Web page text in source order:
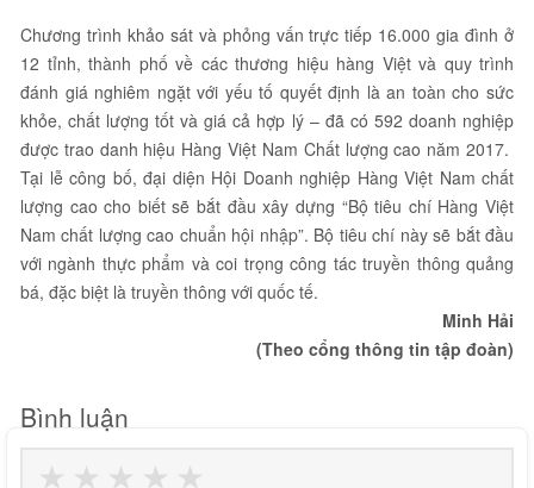
Chương trình khảo sát và phỏng vấn trực tiếp 16.000 gia đình ở
12 tỉnh, thành phố về các thương hiệu hàng Việt và quy trình
đánh giá nghiêm ngặt với yếu tố quyết định là an toàn cho sức
khỏe, chất lượng tốt và giá cả hợp lý – đã có 592 doanh nghiệp
được trao danh hiệu Hàng Việt Nam Chất lượng cao năm 2017.
Tại lễ công bố, đại diện Hội Doanh nghiệp Hàng Việt Nam chất
lượng cao cho biết sẽ bắt đầu xây dựng “Bộ tiêu chí Hàng Việt
Nam chất lượng cao chuẩn hội nhập”. Bộ tiêu chí này sẽ bắt đầu
với ngành thực phẩm và coi trọng công tác truyền thông quảng
bá, đặc biệt là truyền thông với quốc tế.
Minh Hải
(Theo cổng thông tin tập đoàn)
Bình luận
★
★
★
★
★